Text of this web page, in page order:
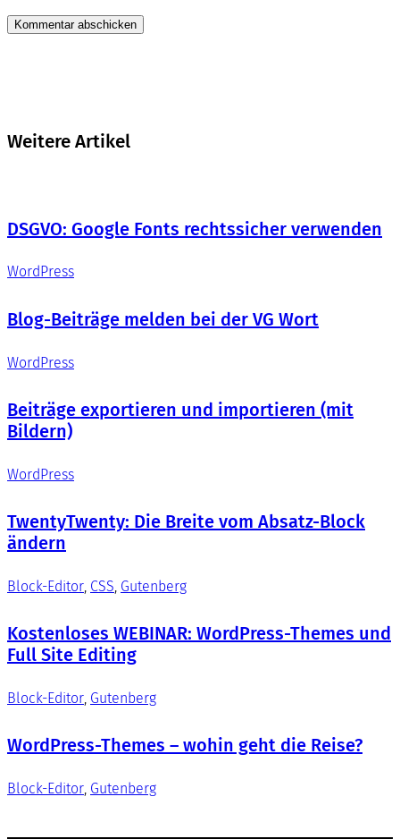
Weitere Artikel
DSGVO: Google Fonts rechtssicher verwenden
WordPress
Blog-Beiträge melden bei der VG Wort
WordPress
Beiträge exportieren und importieren (mit
Bildern)
WordPress
TwentyTwenty: Die Breite vom Absatz-Block
ändern
Block-Editor CSS Gutenberg
Kostenloses WEBINAR: WordPress-Themes und
Full Site Editing
Block-Editor Gutenberg
WordPress-Themes – wohin geht die Reise?
Block-Editor Gutenberg